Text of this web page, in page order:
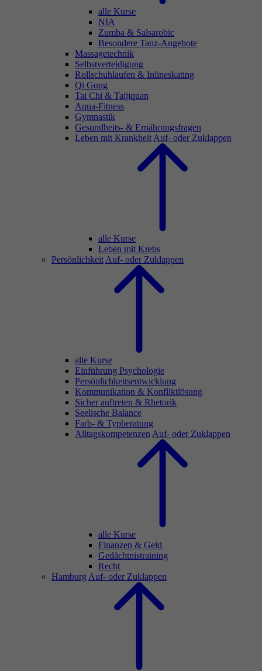
alle Kurse
NIA
Zumba & Salsarobic
Besondere Tanz-Angebote
Massagetechnik
Selbstverteidigung
Rollschuhlaufen & Inlineskating
Qi Gong
Tai Chi & Taijiquan
Aqua-Fitness
Gymnastik
Gesundheits- & Ernährungsfragen
Leben mit Krankheit Auf- oder Zuklappen
alle Kurse
Leben mit Krebs
Persönlichkeit Auf- oder Zuklappen
alle Kurse
Einführung Psychologie
Persönlichkeitsentwicklung
Kommunikation & Konfliktlösung
Sicher auftreten & Rhetorik
Seelische Balance
Farb- & Typberatung
Alltagskompetenzen Auf- oder Zuklappen
alle Kurse
Finanzen & Geld
Gedächtnistraining
Recht
Hamburg Auf- oder Zuklappen